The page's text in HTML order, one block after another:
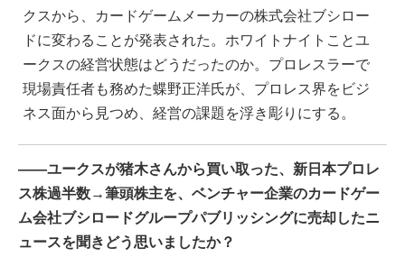
クスから、カードゲームメーカーの株式会社ブシロー
ドに変わることが発表された。ホワイトナイトことユ
ークスの経営状態はどうだったのか。プロレスラーで
現場責任者も務めた蝶野正洋氏が、プロレス界をビジ
ネス面から見つめ、経営の課題を浮き彫りにする。
――ユークスが猪木さんから買い取った、新日本プロレ
ス株過半数→筆頭株主を、ベンチャー企業のカードゲー
ム会社ブシロードグループパブリッシングに売却したニ
ュースを聞きどう思いましたか？